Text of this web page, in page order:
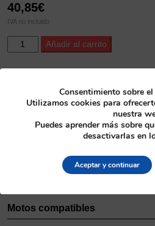
40,85€
IVA no incluido
Reparación
Bomba
YZ250
Añadir al carrito
Kit de reparación
Motos compatibles
Consentimiento sobre
Utilizamos cookies para
nuestra
Puedes aprender más sobre
desactivarlas en
Aceptar y continuar